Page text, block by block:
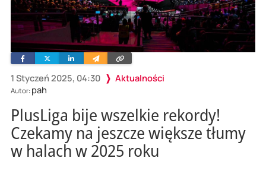
1 Styczeń 2025, 04:30 Aktualności
Autor: pah
FacebookTwitterLinkedinWyślij
e-
Skopiuj
link
PlusLiga bije wszelkie rekordy!
Czekamy na jeszcze większe tłumy
w halach w 2025 roku